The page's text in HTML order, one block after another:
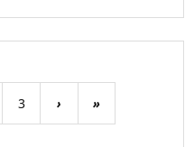
3 › »